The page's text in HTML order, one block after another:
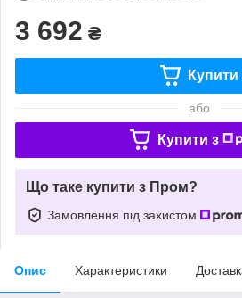
3 692 ₴
Купити
або
Купити з
Що таке купити з Пром?
Замовлення під захистом
Опис Характеристики